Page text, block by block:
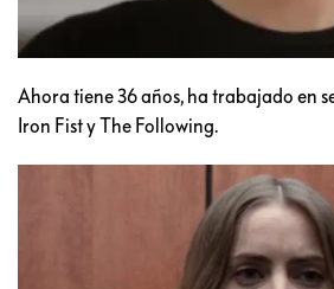
Ahora tiene 36 años, ha trabajado en
Iron Fist y The Following.